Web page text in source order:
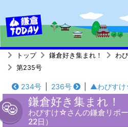
トップ 鎌倉好き集まれ！
わ
第235号
234号 236号 ▲わびすけ
鎌倉好き集まれ！
わびすけ☆さんの鎌倉リポ
22日）